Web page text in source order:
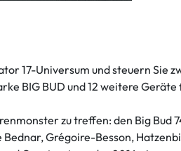
17-Universum und steuern Sie
BIG BUD und 12 weitere
zu treffen: den Big Bud
Grégoire-Besson,